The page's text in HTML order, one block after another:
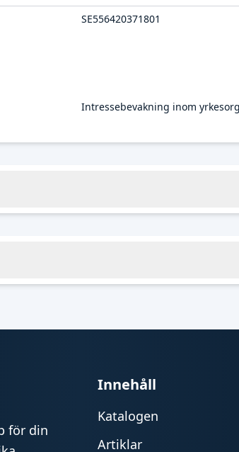
SE556420371801
Intressebevakning inom
för din
Innehåll
Katalogen
Artiklar